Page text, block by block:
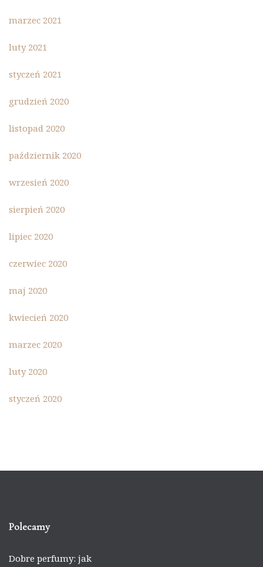
marzec 2021
luty 2021
styczeń 2021
grudzień 2020
listopad 2020
październik 2020
wrzesień 2020
sierpień 2020
lipiec 2020
czerwiec 2020
maj 2020
kwiecień 2020
marzec 2020
luty 2020
styczeń 2020
Polecamy
Dobre perfumy: jak